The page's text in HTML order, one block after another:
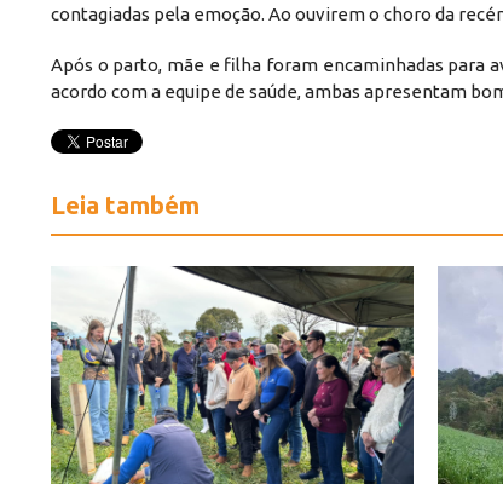
contagiadas pela emoção. Ao ouvirem o choro da
Após o parto, mãe e filha foram encaminhadas para
acordo com a equipe de saúde, ambas apresentam
Leia também